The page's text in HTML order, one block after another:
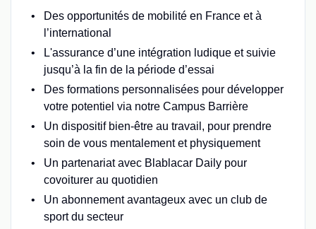
Des opportunités de mobilité en France et à
l’international
L'assurance d’une intégration ludique et suivie
jusqu’à la fin de la période d’essai
Des formations personnalisées pour développer
votre potentiel via notre Campus Barrière
Un dispositif bien-être au travail, pour prendre
soin de vous mentalement et physiquement
Un partenariat avec Blablacar Daily pour
covoiturer au quotidien
Un abonnement avantageux avec un club de
sport du secteur